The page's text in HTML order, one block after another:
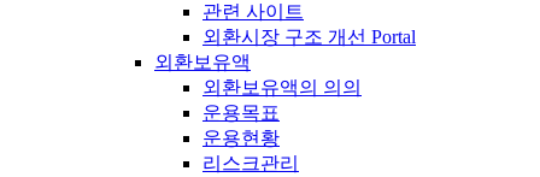
관련 사이트
외환시장 구조 개선 Portal
외환보유액
외환보유액의 의의
운용목표
운용현황
리스크관리